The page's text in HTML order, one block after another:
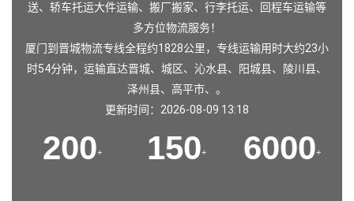
送、轿车托运大件运输、搬厂搬家、行李托运、回程车运输等
多方位物流服务！
厦门到晋城物流专线全程约1828公里，专线运输用时大约23小
时54分钟，运输直达晋城、 城区、 沁水县、 阳城县、 陵川县、
泽州县、 高平市、。
更新时间：2026-08-09 13:18
200+ 150+ 6000+